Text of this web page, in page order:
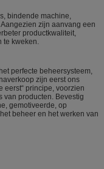
bindende machine,
zijn aanvang een
productkwaliteit,
te kweken.
perfecte beheersysteem,
zijn eerst ons
eerst“ principe, voorzien
van producten. Bevestig
gemotiveerde, op
beheer en het werken van